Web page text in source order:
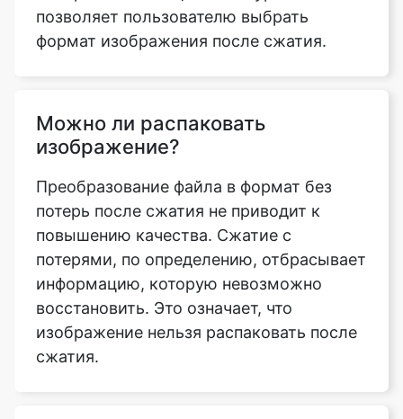
Можно ли распаковать
Преобразование файла в формат без
потерь после сжатия не приводит к
повышению качества. Сжатие с
потерями, по определению, отбрасывает
информацию, которую невозможно
восстановить. Это означает, что
изображение нельзя распаковать после
сжатия.
Что такое коэффициент сжатия